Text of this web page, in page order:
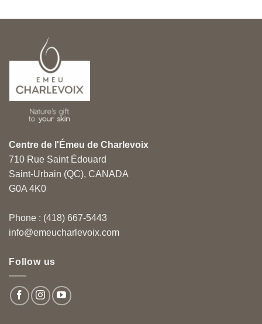
Centre de l'Émeu de Charlevoix
710 Rue Saint Édouard
Saint-Urbain (QC), CANADA
G0A 4K0
Phone : (418) 667-5443
info@emeucharlevoix.com
Follow us